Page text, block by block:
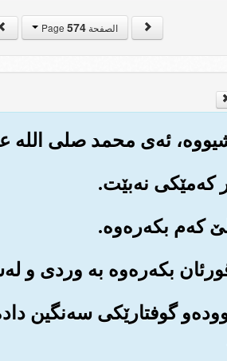
الصفحة Page574
گوفتارێکی سه‌نگین